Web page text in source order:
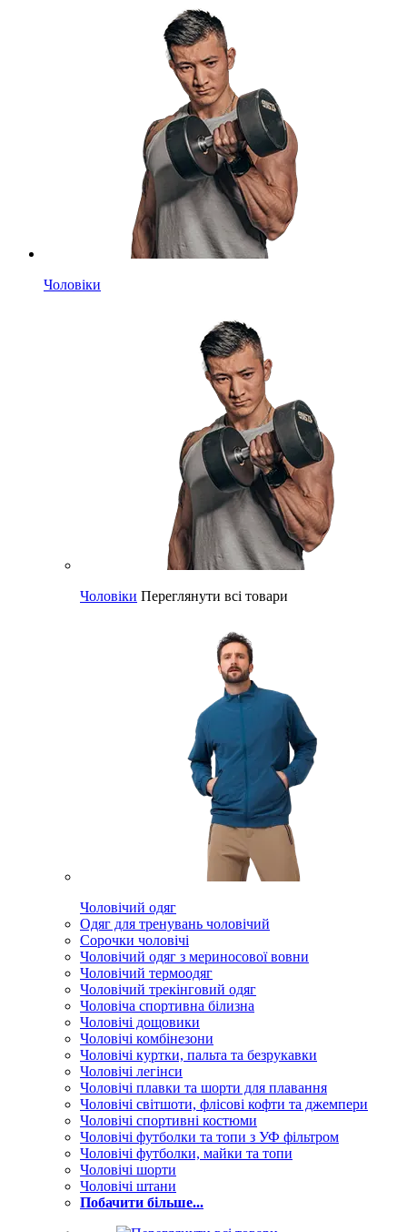
Чоловіки
Чоловіки Переглянути всі товари
Чоловічий одяг
Одяг для тренувань чоловічий
Сорочки чоловічі
Чоловічий одяг з мериносової вовни
Чоловічий термоодяг
Чоловічий трекінговий одяг
Чоловіча спортивна білизна
Чоловічі дощовики
Чоловічі комбінезони
Чоловічі куртки, пальта та безрукавки
Чоловічі легінси
Чоловічі плавки та шорти для плавання
Чоловічі світшоти, флісові кофти та джемпери
Чоловічі спортивні костюми
Чоловічі футболки та топи з УФ фільтром
Чоловічі футболки, майки та топи
Чоловічі шорти
Чоловічі штани
Побачити більше...